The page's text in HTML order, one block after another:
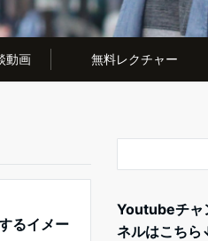
動画 無料レクチャー
るイメー
Youtubeチ
ネルはこちら